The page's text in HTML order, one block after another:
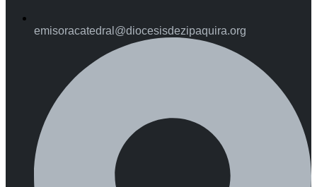
emisoracatedral@diocesisdezipaquira.org